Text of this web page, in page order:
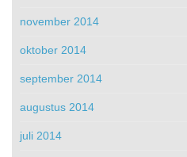
november 2014
oktober 2014
september 2014
augustus 2014
juli 2014